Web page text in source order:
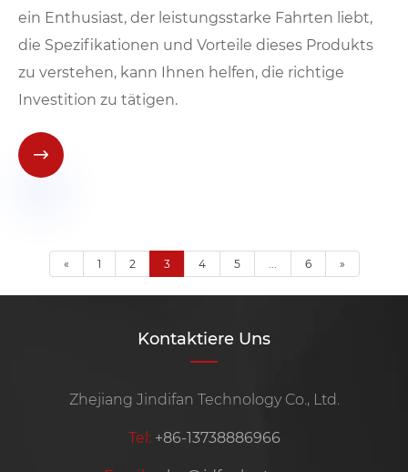
ein Enthusiast, der leistungsstarke Fahrten liebt,
die Spezifikationen und Vorteile dieses Produkts
zu verstehen, kann Ihnen helfen, die richtige
Investition zu tätigen.

« 1 2 3 4 5 6 »
Kontaktiere Uns
Zhejiang Jindifan Technology Co., Ltd.
Tel: +86-13738886966